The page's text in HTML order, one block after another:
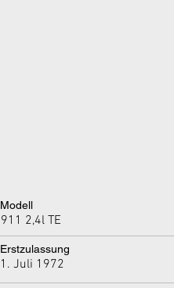
Modell
911 2,4l TE
Erstzulassung
1. Juli 1972